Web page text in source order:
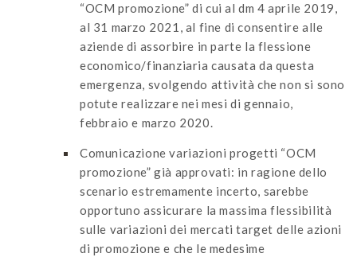
“OCM promozione” di cui al dm 4 aprile 2019,
al 31 marzo 2021, al fine di consentire alle
aziende di assorbire in parte la flessione
economico/finanziaria causata da questa
emergenza, svolgendo attività che non si sono
potute realizzare nei mesi di gennaio,
febbraio e marzo 2020.
Comunicazione variazioni progetti “OCM
promozione” già approvati: in ragione dello
scenario estremamente incerto, sarebbe
opportuno assicurare la massima flessibilità
sulle variazioni dei mercati target delle azioni
di promozione e che le medesime